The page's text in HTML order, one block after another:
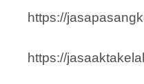
https://
https://